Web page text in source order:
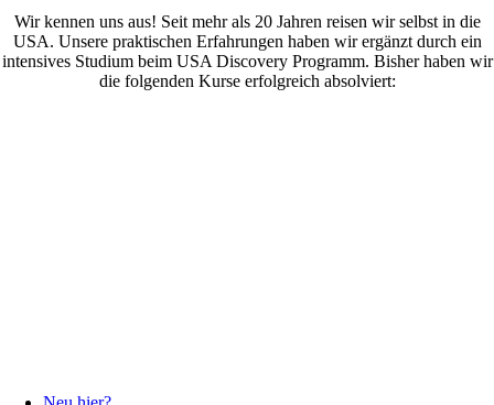
Wir kennen uns aus! Seit mehr als 20 Jahren reisen wir selbst in die
USA. Unsere praktischen Erfahrungen haben wir ergänzt durch ein
intensives Studium beim USA Discovery Programm. Bisher haben wir
die folgenden Kurse erfolgreich absolviert: